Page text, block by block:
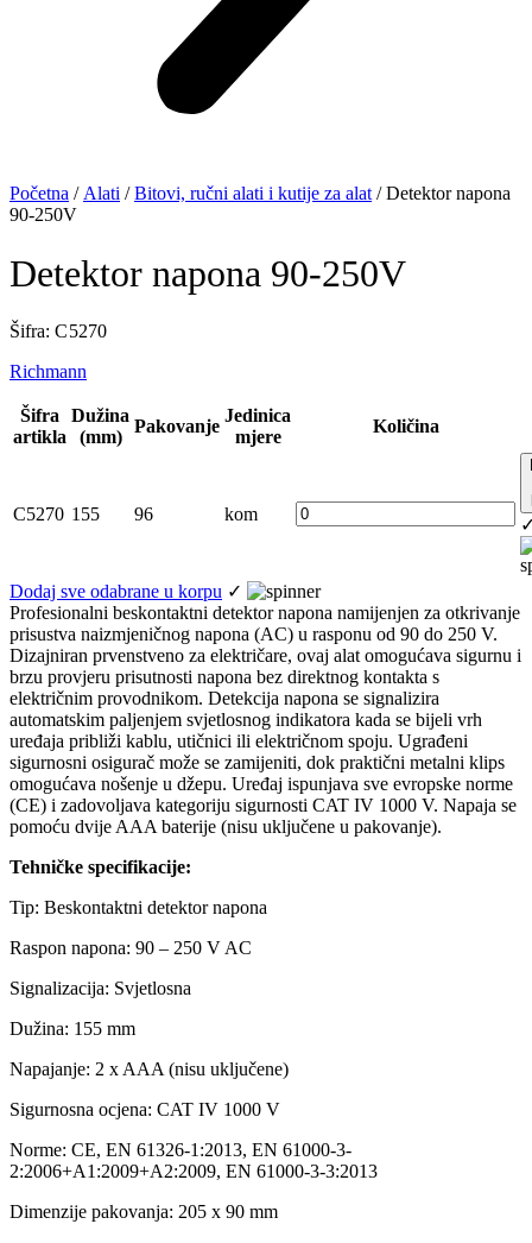
Početna / Alati /Bitovi, ručni alati i kutije za alat / Detektor napona
90-250V
Detektor napona 90-250V
Šifra: C 5270
Richmann
Šifra
artikla
Dužina
(mm)
Pakovanje
Jedinica
mjere
Količina
C5270 155 96 kom
Dodaj sve odabrane u korpu ✓
Profesionalni beskontaktni detektor napona namijenjen za otkrivanje
prisustva naizmjeničnog napona (AC) u rasponu od 90 do 250 V.
Dizajniran prvenstveno za električare, ovaj alat omogućava sigurnu i
brzu provjeru prisutnosti napona bez direktnog kontakta s
električnim provodnikom. Detekcija napona se signalizira
automatskim paljenjem svjetlosnog indikatora kada se bijeli vrh
uređaja približi kablu, utičnici ili električnom spoju. Ugrađeni
sigurnosni osigurač može se zamijeniti, dok praktični metalni klips
omogućava nošenje u džepu. Uređaj ispunjava sve evropske norme
(CE) i zadovoljava kategoriju sigurnosti CAT IV 1000 V. Napaja se
pomoću dvije AAA baterije (nisu uključene u pakovanje).
Tehničke specifikacije:
Tip: Beskontaktni detektor napona
Raspon napona: 90 – 250 V AC
Signalizacija: Svjetlosna
Dužina: 155 mm
Napajanje: 2 x AAA (nisu uključene)
Sigurnosna ocjena: CAT IV 1000 V
Norme: CE, EN 61326-1:2013, EN 61000-3-
2:2006+A1:2009+A2:2009, EN 61000-3-3:2013
Dimenzije pakovanja: 205 x 90 mm